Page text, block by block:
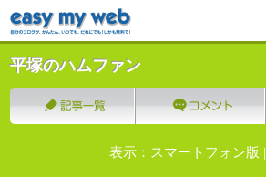
平塚のハムファン
表示：スマートフォン版 |